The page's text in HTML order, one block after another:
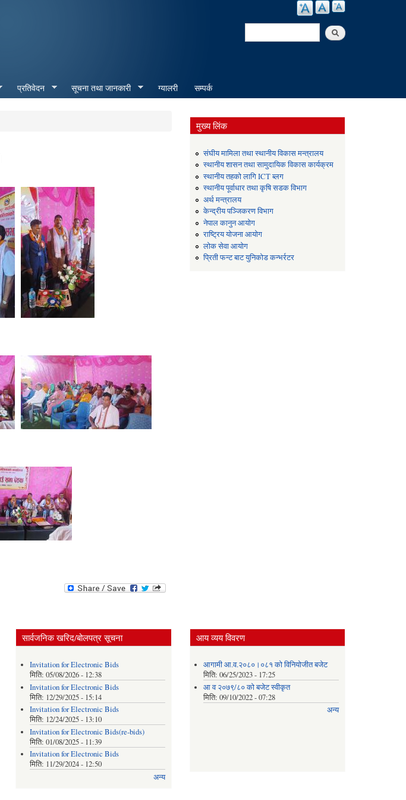
Search
प्रतिवेदन सूचना तथा जानकारी ग्यालरी सम्पर्क
मुख्य लिंक
संघीय मामिला तथा स्थानीय विकास मन्त्रालय
स्थानीय शासन तथा सामुदायिक विकास कार्यक्रम
स्थानीय तहको लागि ICT ब्लग
स्थानीय पूर्वाधार तथा कृषि सडक विभाग
अर्थ मन्त्रालय
केन्द्रीय पञ्जिकरण विभाग
नेपाल कानुन आयोग
राष्ट्रिय योजना आयोग
लोक सेवा आयोग
प्रिती फन्ट बाट युनिकोड कन्भर्रटर
सार्वजनिक खरिद/बोलपत्र सूचना
Invitation for Electronic Bids
मिति: 05/08/2026 - 12:38
Invitation for Electronic Bids
मिति: 12/29/2025 - 15:14
Invitation for Electronic Bids
मिति: 12/24/2025 - 13:10
Invitation for Electronic Bids(re-bids)
मिति: 01/08/2025 - 11:39
Invitation for Electronic Bids
मिति: 11/29/2024 - 12:50
अन्य
आय व्यय विवरण
आगामी आ.व.२०८०।०८१ को विनियोजीत बजेट
मिति:06/25/2023 - 17:25
आ व २०७९/८० को बजेट स्वीकृत
मिति:09/10/2022 - 07:28
अन्य